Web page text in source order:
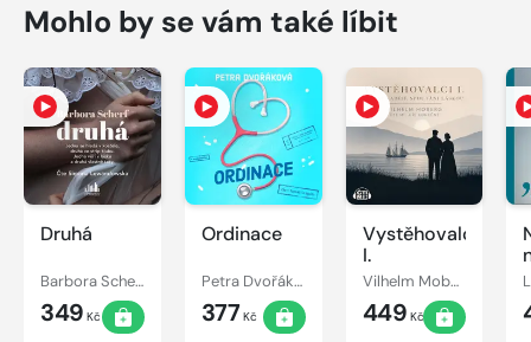
Mohlo by se vám také líbit
Druhá
Barbora Scherf
349 Kč
Ordinace
Petra Dvořáková
377Kč
Vystěhovalci
I.
Vilhelm Moberg
449 Kč